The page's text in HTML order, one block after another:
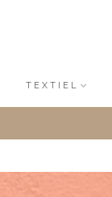
TEXTIEL